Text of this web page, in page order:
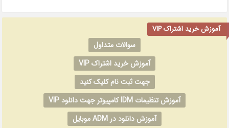
آموزش خرید اشتراک VIP
سوالات متداول
آموزش خرید اشتراک VIP
جهت ثبت نام کلیک کنید
آموزش تنظیمات IDM کامپیوتر جهت دانلود VIP
آموزش دانلود در ADM موبایل